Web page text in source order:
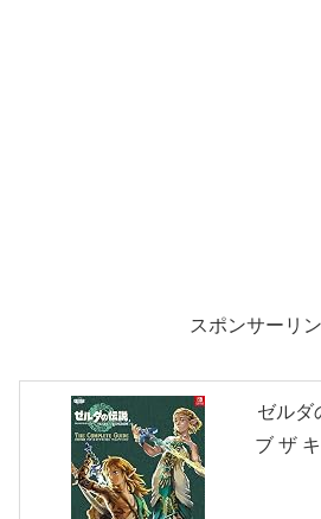
スポンサーリ
ゼルダ
ブ ザ